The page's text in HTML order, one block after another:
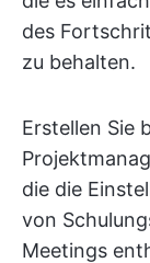
des
zu behalten.
Erstellen Sie
die die
von
Meetings